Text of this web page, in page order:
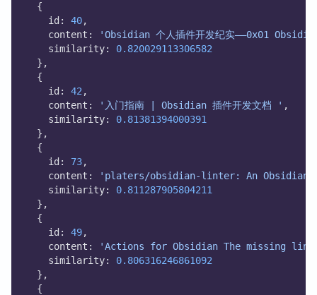
  {
    id:
40,
    content:
'Obsidian 个人插件开发纪实——0x01
    similarity:
0.820029113306582
  },
  {
    id:
42 ,
    content:
'入门指南 | Obsidian 插件开发文档 ' ,
    similarity:
0.81381394000391
  },
  {
    id:
73,
    content:
'platers/obsidian-linter: An
    similarity:
0.811287905804211
  },
  {
    id:
49,
    content:
'Actions for Obsidian The missing link
    similarity:
0.806316246861092
  },
  {